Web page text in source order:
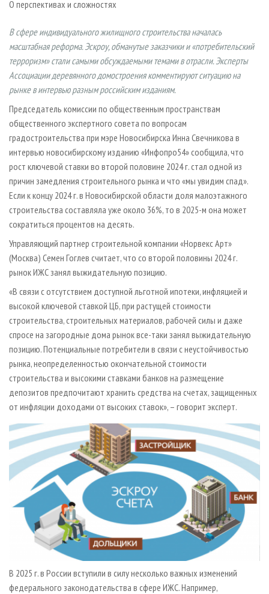
СУШКА ДРЕВЕСИНЫ
ПРОИЗВОДСТВО ДРЕВЕСНЫХ ПЛИТ
ДЕРЕВЯННОЕ ДОМОСТРОЕНИЕ
ПРОИЗВОДСТВО МЕБЕЛИ
БИОЭНЕРГЕТИКА
ЦБП
ИНСТРУМЕНТ И МАТЕРИАЛЫ
ПЕРСОНЫ
МОБИЛЬНЫЕ ВЫСТАВКИ
ОФИЦИАЛЬНЫЕ ДЕЛЕГАЦИИ
ПРИОРИТЕТНЫЕ ИНВЕСТПРОЕКТЫ
RUSSIAN FORESTRY REVIEW
ГАЗЕТА ЛЕСПРОМФОРУМ
БИБЛИОТЕКА СПЕЦИАЛИСТА
КОНТАКТЫ
РЕКЛАМА
РЕКЛАМА НА САЙТЕ
О перспективах и сложностях
В сфере индивидуального жилищного строительства началась
масштабная реформа. Эскроу, обманутые заказчики и «потребительский
терроризм» стали самыми обсуждаемыми темами в отрасли. Эксперты
Ассоциации деревянного домостроения комментируют ситуацию на
рынке в интервью разным российским изданиям.
Председатель комиссии по общественным пространствам
общественного экспертного совета по вопросам
градостроительства при мэре Новосибирска Инна Свечникова в
интервью новосибирскому изданию «Инфопро54» сообщила, что
рост ключевой ставки во второй половине 2024 г. стал одной из
причин замедления строительного рынка и что «мы увидим спад».
Если к концу 2024 г. в Новосибирской области доля малоэтажного
строительства составляла уже около 36%, то в 2025-м она может
сократиться процентов на десять.
Управляющий партнер строительной компании «Норвекс Арт»
(Москва) Семен Гоглев считает, что со второй половины 2024 г.
рынок ИЖС занял выжидательную позицию.
«В связи с отсутствием доступной льготной ипотеки, инфляцией и
высокой ключевой ставкой ЦБ, при растущей стоимости
строительства, строительных материалов, рабочей силы и даже
спросе на загородные дома рынок все-таки занял выжидательную
позицию. Потенциальные потребители в связи с неустойчивостью
рынка, неопределенностью окончательной стоимости
строительства и высокими ставками банков на размещение
депозитов предпочитают хранить средства на счетах, защищенных
от инфляции доходами от высоких ставок», – говорит эксперт.
В 2025 г. в России вступили в силу несколько важных изменений
федерального законодательства в сфере ИЖС. Например,